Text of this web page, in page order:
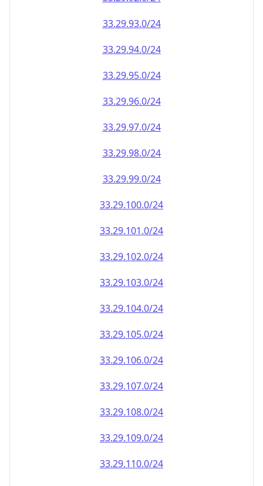
33.29.93.0/24
33.29.94.0/24
33.29.95.0/24
33.29.96.0/24
33.29.97.0/24
33.29.98.0/24
33.29.99.0/24
33.29.100.0/24
33.29.101.0/24
33.29.102.0/24
33.29.103.0/24
33.29.104.0/24
33.29.105.0/24
33.29.106.0/24
33.29.107.0/24
33.29.108.0/24
33.29.109.0/24
33.29.110.0/24